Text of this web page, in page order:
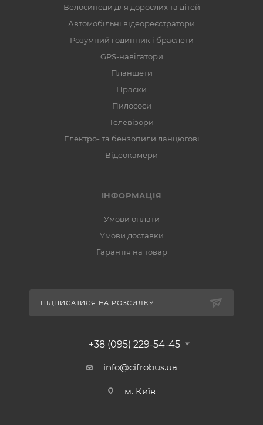
Велосипеди для дорослих та дітей
Автомобільні відеореєстратори
Розумний годинник і браслети
GPS-навігатори
Планшети
Праски
Пилососи
Телевізори
Електро- та бензопили ланцюгові
Відеокамери
ІНФОРМАЦІЯ
Умови оплати
Умови доставки
Гарантія на товар
ПІДПИСАТИСЯ НА РОЗСИЛКУ
+38 (095) 229-54-45
info@cifrobus.ua
м. Київ